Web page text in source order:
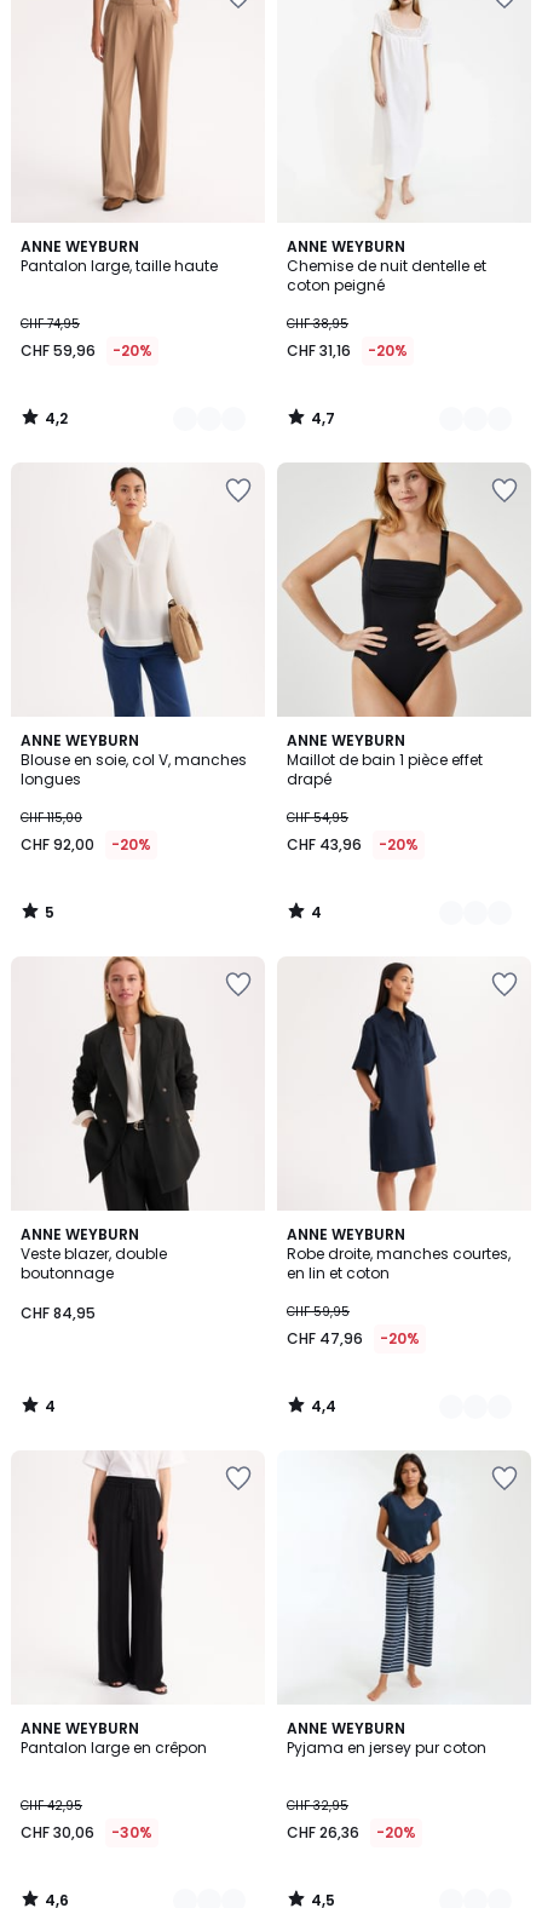
ANNE WEYBURN
Pantalon large, taille haute
CHF 74,95
CHF 59,96 -20%
4,2
/ 5
2
Couleurs
4,2
/
ANNE WEYBURN
Chemise de nuit dentelle et
coton peigné
CHF 38,95
CHF 31,16 -20%
4,7
/ 5
2
Couleurs
4,7
/
ANNE WEYBURN
Blouse en soie, col V, manches
longues
CHF 115,00
CHF 92,00 -20%
5
/
5
5
/
ANNE WEYBURN
Maillot de bain 1 pièce effet
drapé
CHF 54,95
CHF 43,96 -20%
4
/
5
3
Couleurs
4
/
ANNE WEYBURN
Veste blazer, double
boutonnage
CHF 84,95
4
/
5
4
/
ANNE WEYBURN
Robe droite, manches courtes,
en lin et coton
CHF 59,95
CHF 47,96 -20%
4,4
/ 5
2
Couleurs
4,4
/
ANNE WEYBURN
Pantalon large en crêpon
CHF 42,95
CHF 30,06 -30%
4,6
/ 5
2
Couleurs
4,6
ANNE WEYBURN
Pyjama en jersey pur coton
CHF 32,95
CHF 26,36 -20%
4,5
/ 5
3
Couleurs
4,5